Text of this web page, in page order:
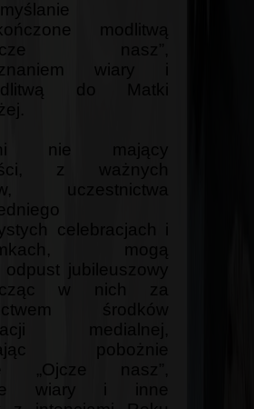
modlitwą
nasz”,
wiary i
do Matki
nie mający
z ważnych
uczestnictwa
celebracjach i
mogą
jubileuszowy
w nich za
środków
medialnej,
pobożnie
„Ojcze nasz”,
wiary i inne